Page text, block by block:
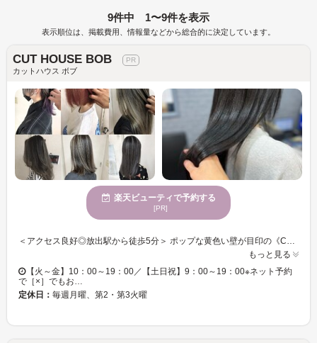
9件中 1〜9件を表示
表示順位は、掲載費用、情報量などから総合的に決定しています。
CUT HOUSE BOB
カットハウス ボブ
楽天ビューティで予約する
[PR]
＜アクセス良好◎放出駅から徒歩5分＞ ポップな黄色い壁が目印の《CUT HOUSE BOB》こじんまりしたカワイイ店内には、どこか懐かしいレトロな雰囲気が．．．。少人数のプライベートサロンだからできる、一人一人にしっかり向き合う丁寧な施術が自慢です。 ◆マンツーマンでご対応！ 話しやすい雰囲気を心がけていますので、悩みやご要望も遠慮なくご相談ください。経験と知識を活かし、ベストな似合わせstyleをご提案します！骨格に合わせたカットは収まりがよく扱いやすさ◎トレンドを取り入れた流行のスタイルもお任せ下さい♪ 【外国人風スタイルが得意☆】 話題の外国人風スタイルで、透明感のある柔らかな印象に♪ハイライト＆ローライトを入れた立体感のあるカラーもお任せ！周りと差がつくスタイルをお探しの方は是非ご相談下さい！似合うカラーのご提案も致します☆ 【7/10 本日空席ございます☆】
もっと見る
【火～金】10：00～19：00／【土日祝】9：00～19：00※ネット予約
で［×］でもお…
定休日： 毎週月曜、第2・第3火曜